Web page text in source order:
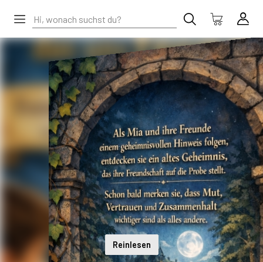
Reinlesen